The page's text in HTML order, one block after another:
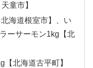
童市】
海道根室市】、い
ーサーモン1kg【北
北海道古平町】